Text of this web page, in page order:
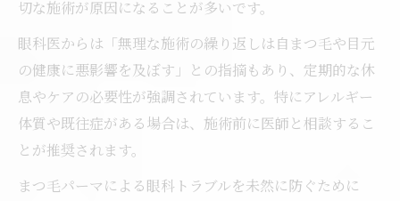
切な施術が原因になることが多いです。
眼科医からは「無理な施術の繰り返しは自まつ毛や目元
の健康に悪影響を及ぼす」との指摘もあり、定期的な休
息やケアの必要性が強調されています。特にアレルギー
体質や既往症がある場合は、施術前に医師と相談するこ
とが推奨されます。
まつ毛パーマによる眼科トラブルを未然に防ぐために